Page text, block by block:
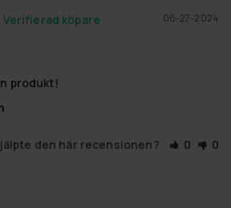
06-27-2024
produkt!
den här recensionen? 0 0